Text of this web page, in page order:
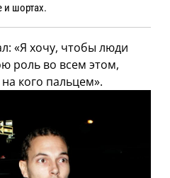
и шортах.
«Я хочу, чтобы люди
роль во всем этом,
кого пальцем».